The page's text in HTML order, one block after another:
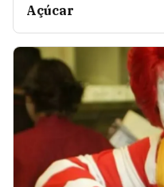
Açúcar